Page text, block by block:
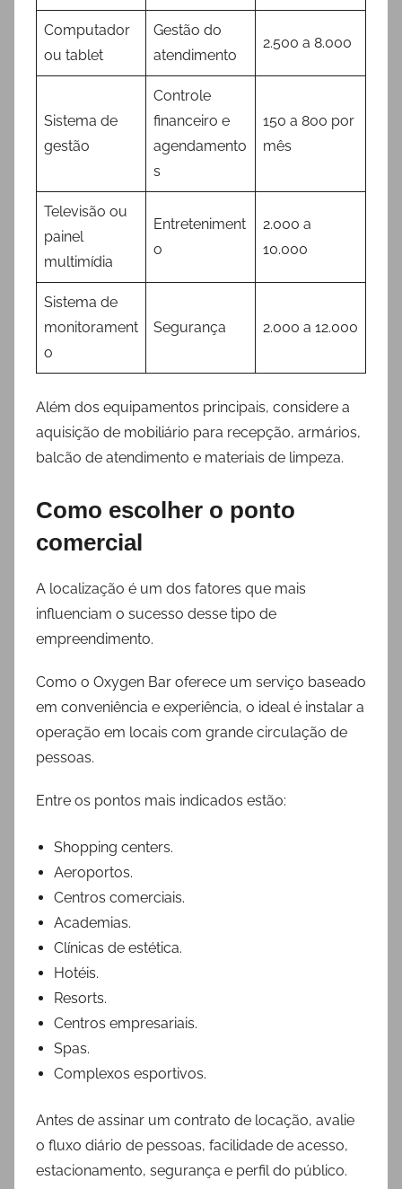
Computador
ou tablet
Gestão do
atendimento
2.500 a 8.000
Sistema de
gestão
Controle
financeiro e
agendamento
s
150 a 800 por
mês
Televisão ou
painel
multimídia
Entreteniment
o
2.000 a
10.000
Sistema de
monitorament
o
Segurança 2.000 a 12.000
Além dos equipamentos principais, considere a
aquisição de mobiliário para recepção, armários,
balcão de atendimento e materiais de limpeza.
Como escolher o ponto
comercial
A localização é um dos fatores que mais
influenciam o sucesso desse tipo de
empreendimento.
Como o Oxygen Bar oferece um serviço baseado
em conveniência e experiência, o ideal é instalar a
operação em locais com grande circulação de
pessoas.
Entre os pontos mais indicados estão:
Shopping centers.
Aeroportos.
Centros comerciais.
Academias.
Clínicas de estética.
Hotéis.
Resorts.
Centros empresariais.
Spas.
Complexos esportivos.
Antes de assinar um contrato de locação, avalie
o fluxo diário de pessoas, facilidade de acesso,
estacionamento, segurança e perfil do público.